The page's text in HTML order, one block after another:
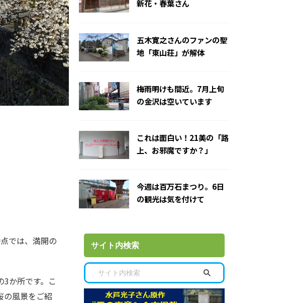
では、満開の
か所です。こ
の風景をご紹
新花・春葉さん
五木寛之さんのファンの聖
地「東山荘」が解体
梅雨明けも間近。7月上旬
の金沢は空いています
これは面白い！21美の「路
上、お邪魔ですか？」
今週は百万石まつり。6日
の観光は気を付けて
サイト内検索